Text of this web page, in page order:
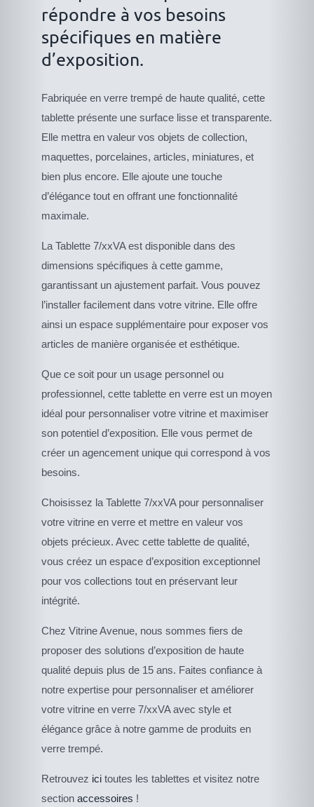
répondre à vos besoins
spécifiques en matière
d’exposition.
Fabriquée en verre trempé de haute qualité, cette
tablette présente une surface lisse et transparente.
Elle mettra en valeur vos objets de collection,
maquettes, porcelaines, articles, miniatures, et
bien plus encore. Elle ajoute une touche
d’élégance tout en offrant une fonctionnalité
maximale.
La Tablette 7/xxVA est disponible dans des
dimensions spécifiques à cette gamme,
garantissant un ajustement parfait. Vous pouvez
l’installer facilement dans votre vitrine. Elle offre
ainsi un espace supplémentaire pour exposer vos
articles de manière organisée et esthétique.
Que ce soit pour un usage personnel ou
professionnel, cette tablette en verre est un moyen
idéal pour personnaliser votre vitrine et maximiser
son potentiel d’exposition. Elle vous permet de
créer un agencement unique qui correspond à vos
besoins.
Choisissez la Tablette 7/xxVA pour personnaliser
votre vitrine en verre et mettre en valeur vos
objets précieux. Avec cette tablette de qualité,
vous créez un espace d’exposition exceptionnel
pour vos collections tout en préservant leur
intégrité.
Chez Vitrine Avenue, nous sommes fiers de
proposer des solutions d’exposition de haute
qualité depuis plus de 15 ans. Faites confiance à
notre expertise pour personnaliser et améliorer
votre vitrine en verre 7/xxVA avec style et
élégance grâce à notre gamme de produits en
verre trempé.
Retrouvez ici toutes les tablettes et visitez notre
sectionaccessoires !
DESCRIPTIF DU